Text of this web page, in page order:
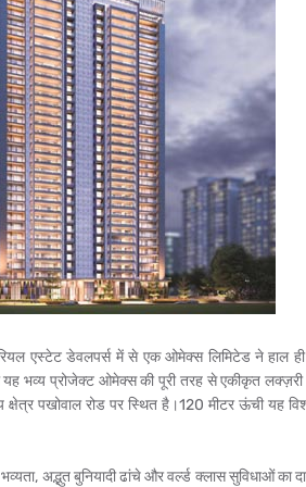
एस्टेट डेवलपर्स में से एक ओमेक्स लिमिटेड ने हाल ही
भव्य प्रोजेक्ट ओमेक्स की पूरी तरह से एकीकृत
पखोवाल रोड पर स्थित है।120 मीटर ऊंची यह
अद्भुत बुनियादी ढांचे और वर्ल्ड क्लास सुविधाओं का